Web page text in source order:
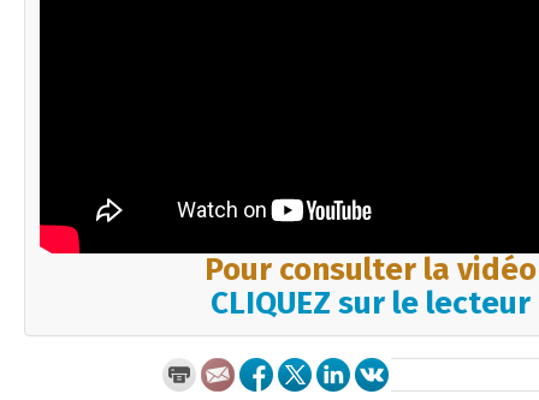
Pour consulter la vidéo
CLIQUEZ sur le lecteur